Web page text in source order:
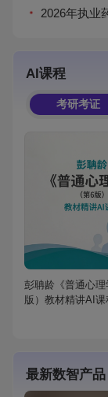
2026年执业
AI课程
考研考证
彭聃龄《普通心
版）教材精讲AI课
最新数智产品